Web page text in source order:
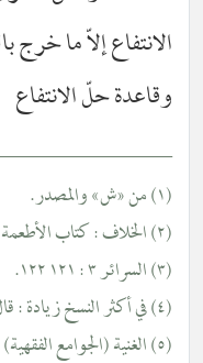
الانتفاع إلاّ ما خرج
وقاعدة حلّ الانتفاع‌
(١) من «ش» والمصدر.
(٢) الخلاف : كتاب الأطعمة ، المسألة ١٩.
(٣) السرائر ٣ : ١٢١ ١٢٢.
(٤) في أكثر النسخ زيادة : قال.
(٥) الغنية (الجوامع الفقهية) : ٥٢٤.